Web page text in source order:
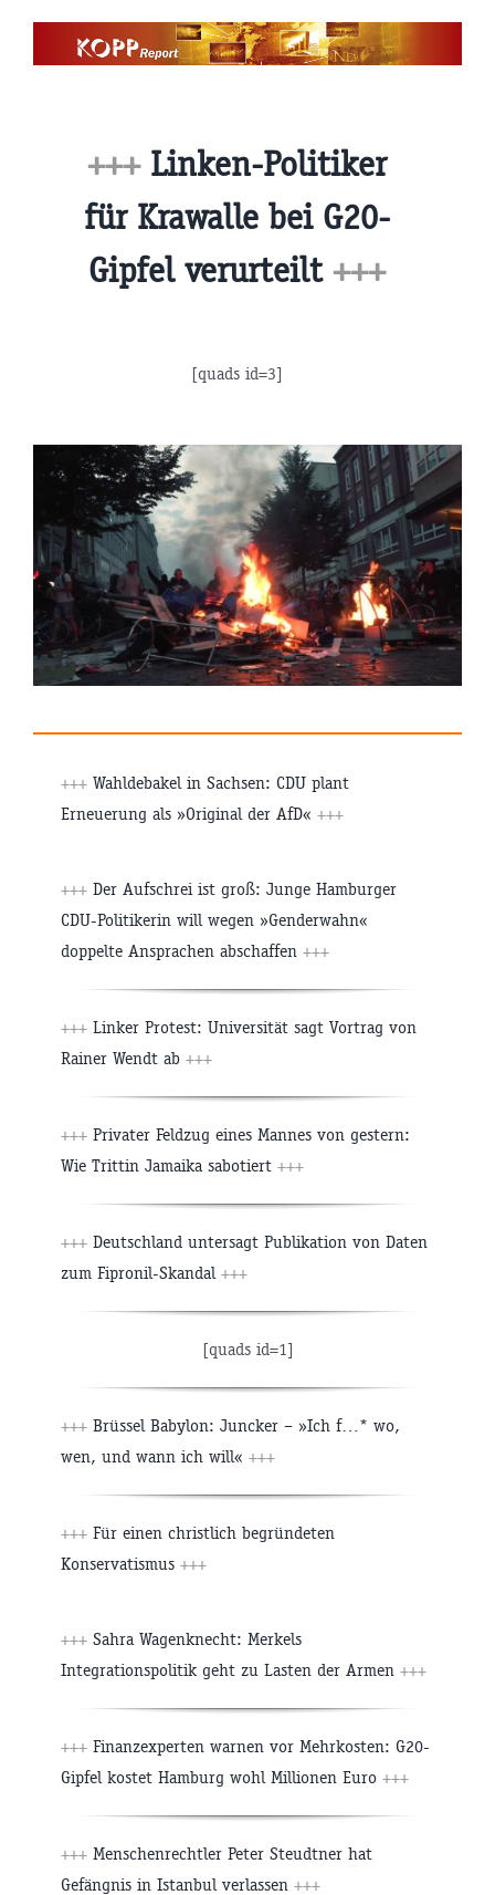
+++ Linken-Politiker
für Krawalle bei G20-
Gipfel verurteilt +++
[quads id=3]
+++ Wahldebakel in Sachsen: CDU plant
Erneuerung als »Original der AfD« +++
+++ Der Aufschrei ist groß: Junge Hamburger
CDU-Politikerin will wegen »Genderwahn«
doppelte Ansprachen abschaffen +++
+++ Linker Protest: Universität sagt Vortrag von
Rainer Wendt ab +++
+++ Privater Feldzug eines Mannes von gestern:
Wie Trittin Jamaika sabotiert +++
+++ Deutschland untersagt Publikation von Daten
zum Fipronil-Skandal +++
[quads id=1]
+++ Brüssel Babylon: Juncker – »Ich f…* wo,
wen, und wann ich will« +++
+++ Für einen christlich begründeten
Konservatismus +++
+++ Sahra Wagenknecht: Merkels
Integrationspolitik geht zu Lasten der Armen +++
+++ Finanzexperten warnen vor Mehrkosten: G20-
Gipfel kostet Hamburg wohl Millionen Euro +++
+++ Menschenrechtler Peter Steudtner hat
Gefängnis in Istanbul verlassen +++